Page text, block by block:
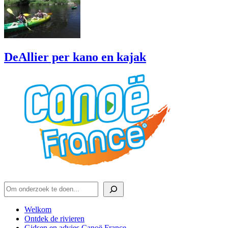
DeAllier per kano en kajak
Om onderzoek te doen
Welkom
Ontdek de rivieren